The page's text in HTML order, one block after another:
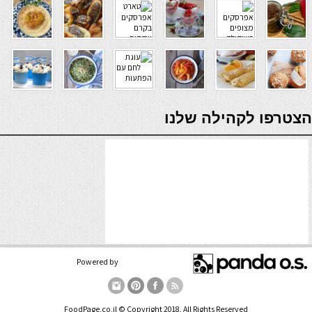
#49075
מאפינס אוכמניות
19 באפריל 2018 #49071
עוגת גבינה אוורירית
#30156
עוגת תותים וקינמון
verde casino
הצטרפו לקהילה שלנו
Powered by
FoodPage.co.il © Copyright 2018, All Rights Reserved